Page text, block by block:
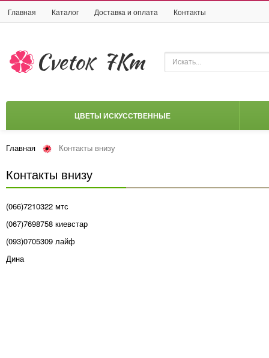
Главная Каталог Доставка и оплата Контакты
ЦВЕТЫ ИСКУССТВЕННЫЕ
Главная Контакты внизу
Контакты внизу
(066)7210322 мтс
(067)7698758 киевстар
(093)0705309 лайф
Дина